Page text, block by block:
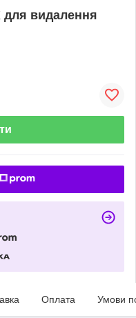
для видалення
Оплата Умови